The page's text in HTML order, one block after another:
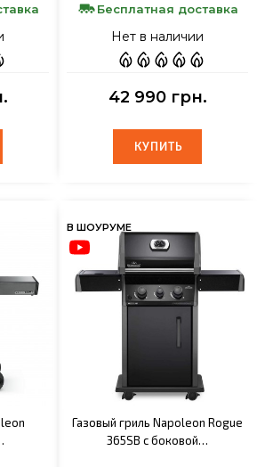
Бесплатная доставка
Нет в наличии
42 990 грн.
КУПИТЬ
КУПИТЬ
В ШОУРУМЕ
Газовый гриль Napoleon Rogue
365SB с боковой…